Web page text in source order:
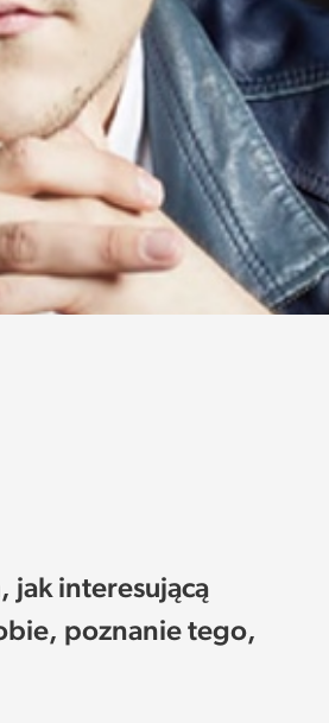
jak interesującą
poznanie tego,